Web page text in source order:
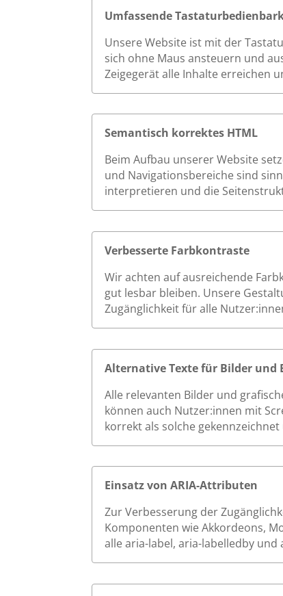
Umfassende
Unsere Website ist mit der
sich ohne Maus ansteuern und
Zeigegerät alle Inhalte erreichen
Semantisch korrektes HTML
Beim Aufbau unserer Website
und Navigationsbereiche sind
interpretieren und die
Verbesserte Farbkontraste
Wir achten auf ausreichende
gut lesbar bleiben. Unsere
Zugänglichkeit für alle
Alternative Texte für Bilder und
Alle relevanten Bilder und
können auch Nutzer:innen mit
korrekt als solche
Einsatz von ARIA-Attributen
Zur Verbesserung der
Komponenten wie Akkordeons,
alle aria-label, aria-labelledby